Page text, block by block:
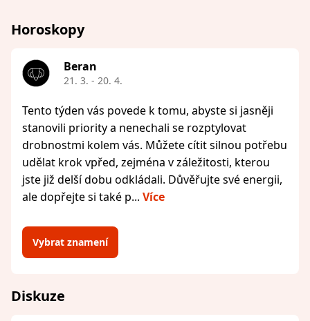
Horoskopy
Beran
21. 3. - 20. 4.
Tento týden vás povede k tomu, abyste si jasněji
stanovili priority a nenechali se rozptylovat
drobnostmi kolem vás. Můžete cítit silnou potřebu
udělat krok vpřed, zejména v záležitosti, kterou
jste již delší dobu odkládali. Důvěřujte své energii,
ale dopřejte si také p... Více
Vybrat znamení
Diskuze